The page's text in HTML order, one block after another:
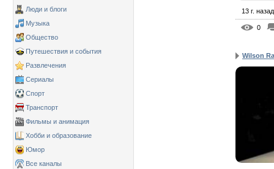
Люди и блоги
Музыка
Общество
Путешествия и события
Развлечения
Сериалы
Спорт
Транспорт
Фильмы и анимация
Хобби и образование
Юмор
Все каналы
13 г. назад
0
Wilson